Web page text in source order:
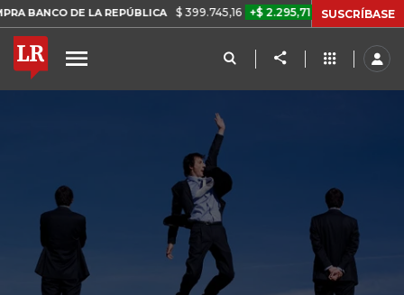
LA REPÚBLICA $ 399.745,16 +$ 2.295,71 +0,58% TASA DE
SUSCRÍBASE